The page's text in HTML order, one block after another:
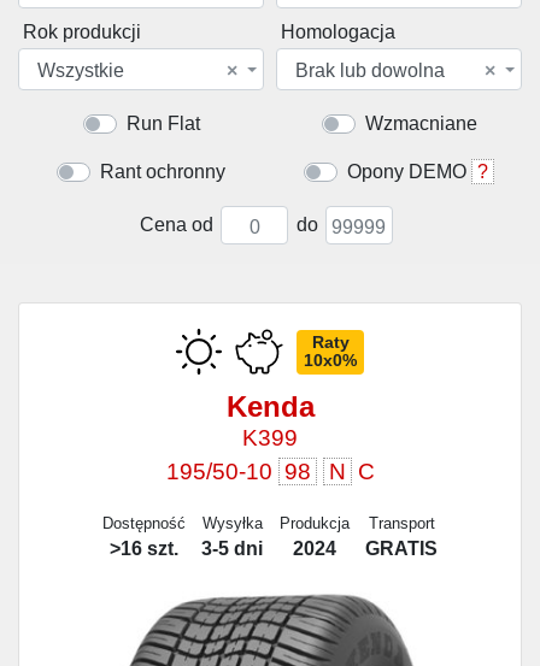
Rok produkcji
×
Wszystkie
Homologacja
×
Brak lub dowolna
Run Flat Wzmacniane
Rant ochronny Opony DEMO ?
Cena od do
Raty
10x0%
Kenda
K399
195/50-10 98 N C
Dostępność
>16 szt.
Wysyłka
3-5 dni
Produkcja
2024
Transport
GRATIS